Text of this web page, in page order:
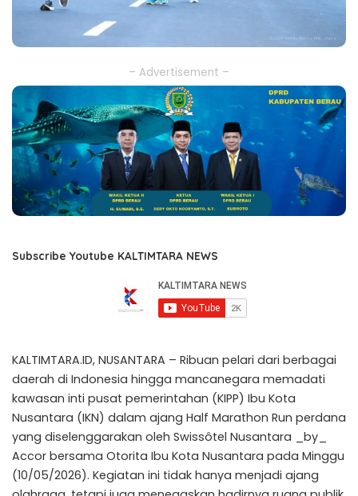
– Advertisement –
Subscribe Youtube KALTIMTARA NEWS
KALTIMTARA.ID, NUSANTARA – Ribuan pelari dari berbagai
daerah di Indonesia hingga mancanegara memadati
kawasan inti pusat pemerintahan (KIPP) Ibu Kota
Nusantara (IKN) dalam ajang Half Marathon Run perdana
yang diselenggarakan oleh Swissôtel Nusantara _by_
Accor bersama Otorita Ibu Kota Nusantara pada Minggu
(10/05/2026). Kegiatan ini tidak hanya menjadi ajang